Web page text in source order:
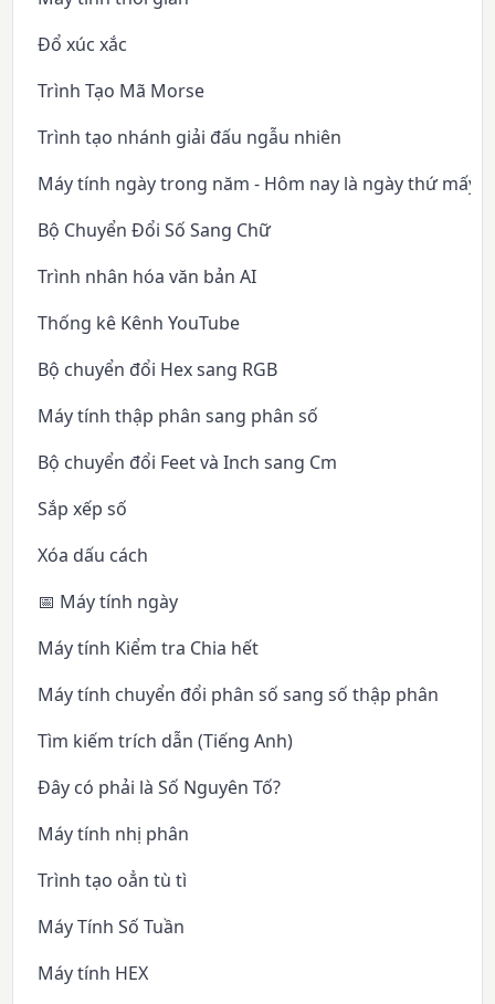
Đổ xúc xắc
Trình Tạo Mã Morse
Trình tạo nhánh giải đấu ngẫu nhiên
Máy tính ngày trong năm - Hôm nay là ngày thứ mấy
Bộ Chuyển Đổi Số Sang Chữ
Trình nhân hóa văn bản AI
Thống kê Kênh YouTube
Bộ chuyển đổi Hex sang RGB
Máy tính thập phân sang phân số
Bộ chuyển đổi Feet và Inch sang Cm
Sắp xếp số
Xóa dấu cách
📅 Máy tính ngày
Máy tính Kiểm tra Chia hết
Máy tính chuyển đổi phân số sang số thập phân
Tìm kiếm trích dẫn (Tiếng Anh)
Đây có phải là Số Nguyên Tố?
Máy tính nhị phân
Trình tạo oẳn tù tì
Máy Tính Số Tuần
Máy tính HEX